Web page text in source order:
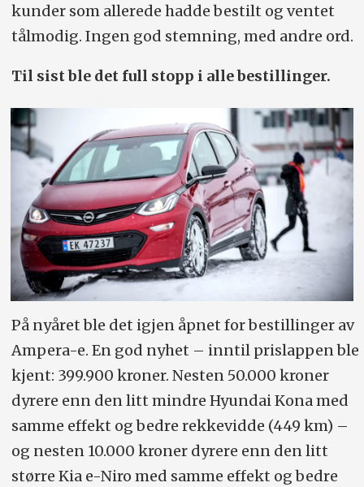
kunder som allerede hadde bestilt og ventet
tålmodig. Ingen god stemning, med andre ord.
Til sist ble det full stopp i alle bestillinger.
På nyåret ble det igjen åpnet for bestillinger av
Ampera-e. En god nyhet – inntil prislappen ble
kjent: 399.900 kroner. Nesten 50.000 kroner
dyrere enn den litt mindre Hyundai Kona med
samme effekt og bedre rekkevidde (449 km) –
og nesten 10.000 kroner dyrere enn den litt
større Kia e-Niro med samme effekt og bedre